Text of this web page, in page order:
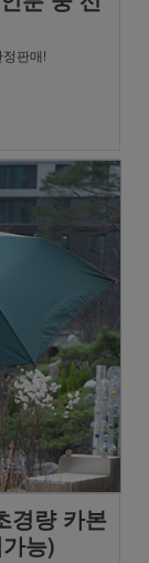
판매!
경량 카본
능)